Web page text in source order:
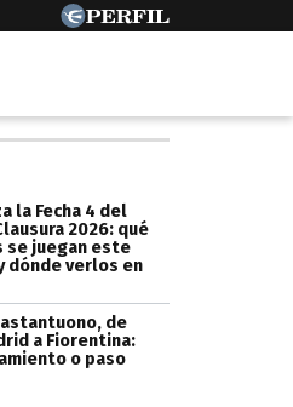
la Fecha 4 del
2026: qué
se juegan este
dónde verlos en
de
a Fiorentina:
o paso